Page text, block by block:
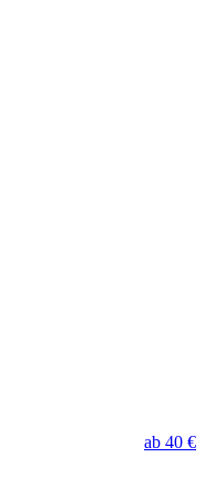
ab 40 €